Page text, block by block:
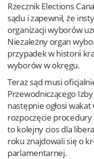
Rzecznik Elections
sądu i zapewnił, że
organizacji wyborów
Niezależny organ
przypadek w historii
wyborów w okręgu.
Teraz sąd musi
Przewodniczącego
następnie ogłosi
rozpoczęcie
to kolejny cios dla
roku znajdowali się o
parlamentarnej.